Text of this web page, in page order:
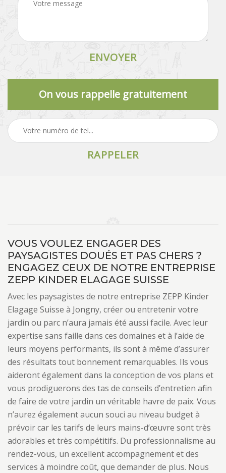
On vous rappelle gratuitement
VOUS VOULEZ ENGAGER DES
PAYSAGISTES DOUÉS ET PAS CHERS ?
ENGAGEZ CEUX DE NOTRE ENTREPRISE
ZEPP KINDER ELAGAGE SUISSE
Avec les paysagistes de notre entreprise ZEPP Kinder
Elagage Suisse à Jongny, créer ou entretenir votre
jardin ou parc n’aura jamais été aussi facile. Avec leur
expertise sans faille dans ces domaines et à l’aide de
leurs moyens performants, ils sont à même d’assurer
des résultats tout bonnement remarquables. Ils vous
aideront également dans la conception de vos plans et
vous prodiguerons des tas de conseils d’entretien afin
de faire de votre jardin un véritable havre de paix. Vous
n’aurez également aucun souci au niveau budget à
prévoir car les tarifs de leurs mains-d’œuvre sont très
adorables et très compétitifs. Du professionnalisme au
rendez-vous, un excellent accompagnement et des
services à moindre coût, que demander de plus. Nous